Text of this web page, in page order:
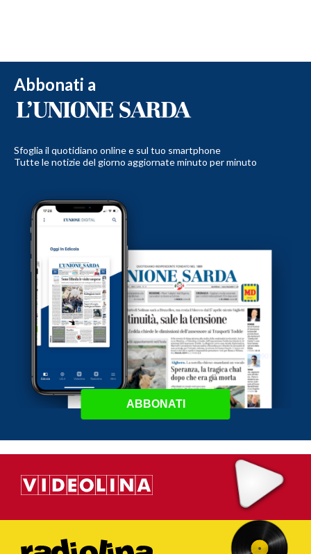
Abbonati a
Sfoglia il quotidiano online e sul tuo smartphone
Tutte le notizie del giorno aggiornate minuto per minuto
ABBONATI